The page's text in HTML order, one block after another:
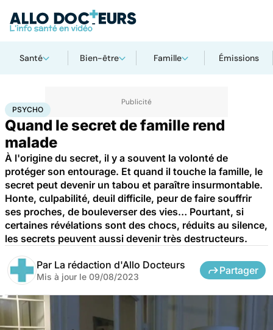
Santé Bien-être Famille Émissions
AccueilBien-être
PSYCHO
Quand le secret de famille rend
malade
À l'origine du secret, il y a souvent la volonté de
protéger son entourage. Et quand il touche la famille, le
secret peut devenir un tabou et paraître insurmontable.
Honte, culpabilité, deuil difficile, peur de faire souffrir
ses proches, de bouleverser des vies… Pourtant, si
certaines révélations sont des chocs, réduits au silence,
les secrets peuvent aussi devenir très destructeurs.
Par La rédaction d'Allo Docteurs
Mis à jour le 09/08/2023
Partager